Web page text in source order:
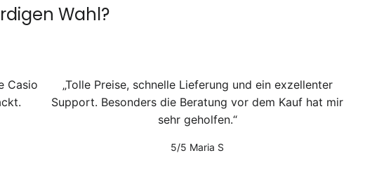
Wahl?
Casio
Tolle Preise, schnelle Lieferung und ein exzellenter
Support. Besonders die Beratung vor dem Kauf hat mir
sehr geholfen.
5/5 Maria S